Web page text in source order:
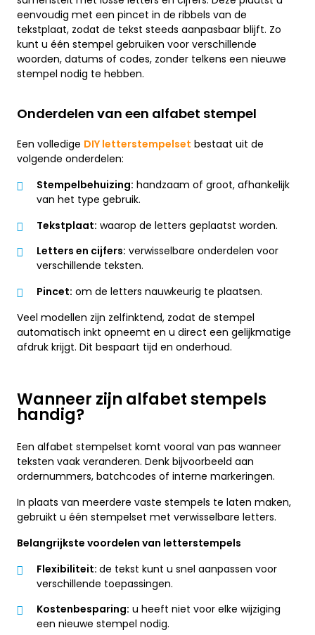
eenvoudig met een pincet in de ribbels van de
tekstplaat, zodat de tekst steeds aanpasbaar blijft. Zo
kunt u één stempel gebruiken voor verschillende
woorden, datums of codes, zonder telkens een nieuwe
stempel nodig te hebben.
Onderdelen van een alfabet stempel
Een volledige DIY letterstempelset bestaat uit de
volgende onderdelen:
Stempelbehuizing: handzaam of groot, afhankelijk
van het type gebruik.
Tekstplaat: waarop de letters geplaatst worden.
Letters en cijfers: verwisselbare onderdelen voor
verschillende teksten.
Pincet: om de letters nauwkeurig te plaatsen.
Veel modellen zijn zelfinktend, zodat de stempel
automatisch inkt opneemt en u direct een gelijkmatige
afdruk krijgt. Dit bespaart tijd en onderhoud.
Wanneer zijn alfabet stempels
handig?
Een alfabet stempelset komt vooral van pas wanneer
teksten vaak veranderen. Denk bijvoorbeeld aan
ordernummers, batchcodes of interne markeringen.
In plaats van meerdere vaste stempels te laten maken,
gebruikt u één stempelset met verwisselbare letters.
Belangrijkste voordelen van letterstempels
Flexibiliteit: de tekst kunt u snel aanpassen voor
verschillende toepassingen.
Kostenbesparing: u heeft niet voor elke wijziging
een nieuwe stempel nodig.